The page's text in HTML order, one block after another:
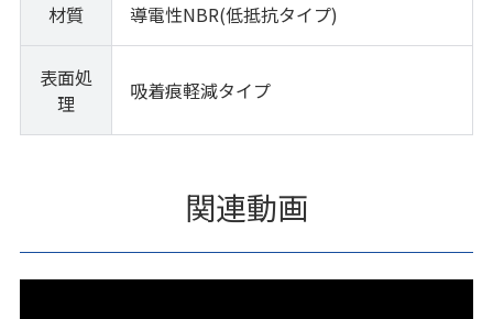
材質 導電性NBR(低抵抗タイプ)
表面処
理
吸着痕軽減タイプ
関連動画